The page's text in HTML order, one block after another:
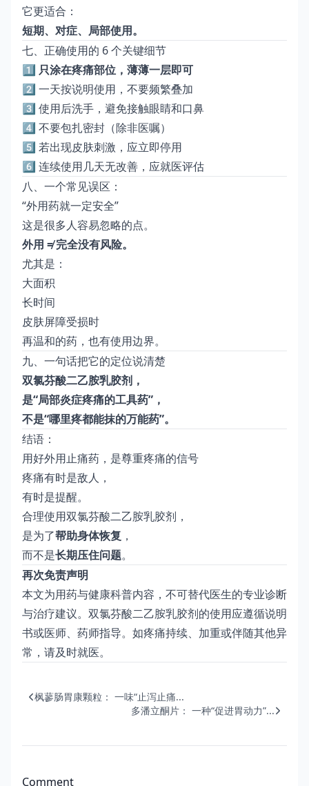
它更适合：
短期、对症、局部使用。
七、正确使用的 6 个关键细节
1️⃣ 只涂在疼痛部位，薄薄一层即可
2️⃣ 一天按说明使用，不要频繁叠加
3️⃣ 使用后洗手，避免接触眼睛和口鼻
4️⃣ 不要包扎密封（除非医嘱）
5️⃣ 若出现皮肤刺激，应立即停用
6️⃣ 连续使用几天无改善，应就医评估
八、一个常见误区：
“外用药就一定安全”
这是很多人容易忽略的点。
外用 ≠ 完全没有风险。
尤其是：
大面积
长时间
皮肤屏障受损时
再温和的药，也有使用边界。
九、一句话把它的定位说清楚
双氯芬酸二乙胺乳胶剂，
是“局部炎症疼痛的工具药”，
不是“哪里疼都能抹的万能药”。
结语：
用好外用止痛药，是尊重疼痛的信号
疼痛有时是敌人，
有时是提醒。
合理使用双氯芬酸二乙胺乳胶剂，
是为了帮助身体恢复 ，
而不是长期压住问题。
再次免责声明
本文为用药与健康科普内容，不可替代医生的专业诊断
与治疗建议。双氯芬酸二乙胺乳胶剂的使用应遵循说明
书或医师、药师指导。如疼痛持续、加重或伴随其他异
常，请及时就医。
枫蓼肠胃康颗粒： 一味“止泻止痛...
多潘立酮片： 一种“促进胃动力”...
Comment